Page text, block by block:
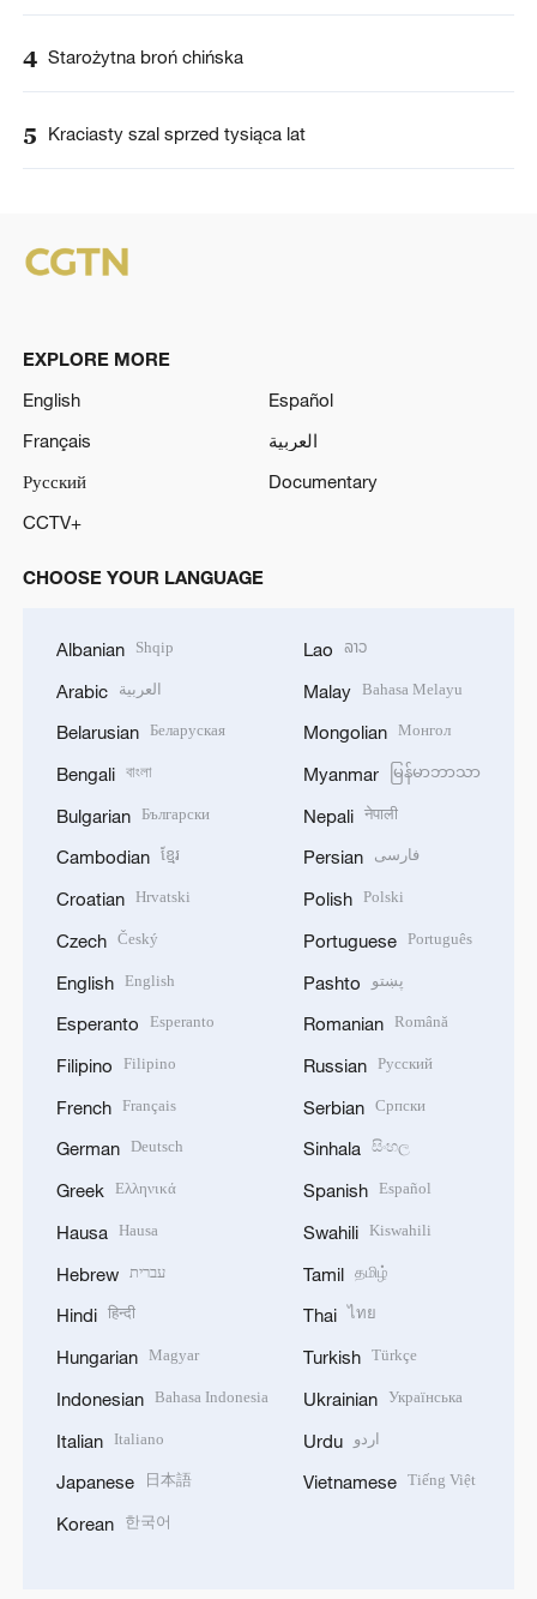
4 Starożytna broń chińska
5 Kraciasty szal sprzed tysiąca lat
EXPLORE MORE
English
Español
Français
العربية
Русский
Documentary
CCTV+
CHOOSE YOUR LANGUAGE
Albanian Shqip
Arabic العربية
Belarusian Беларуская
Bengali বাংলা
Bulgarian Български
Cambodian ខ្មែរ
Croatian Hrvatski
Czech Český
English English
Esperanto Esperanto
Filipino Filipino
French Français
German Deutsch
Greek Ελληνικά
Hausa Hausa
Hebrew עברית
Hindi हिन्दी
Hungarian Magyar
Indonesian Bahasa Indonesia
Italian Italiano
Japanese 日本語
Korean 한국어
Lao ລາວ
Malay Bahasa Melayu
Mongolian Монгол
Myanmar မြန်မာဘာသာ
Nepali नेपाली
Persian فارسی
Polish Polski
Portuguese Português
Pashto پښتو
Romanian Română
Russian Русский
Serbian Српски
Sinhala සිංහල
Spanish Español
Swahili Kiswahili
Tamil தமிழ்
Thai ไทย
Turkish Türkçe
Ukrainian Українська
Urdu اردو
Vietnamese Tiếng Việt